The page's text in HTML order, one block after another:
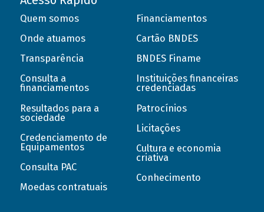
Quem somos
Onde atuamos
Transparência
Consulta a
financiamentos
Resultados para a
sociedade
Credenciamento de
Equipamentos
Consulta PAC
Moedas contratuais
Financiamentos
Cartão BNDES
BNDES Finame
Instituições financeiras
credenciadas
Patrocínios
Licitações
Cultura e economia
criativa
Conhecimento